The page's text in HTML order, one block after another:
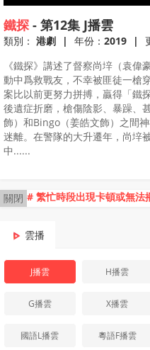
鐵探 - 第12集 J播雲
類別： 港劇 | 年份： 2019 |
《鐵探》講述了督察尚垶（袁
動中爲救戰友，不幸被匪徒一槍
案比以前更努力拼搏，贏得「鐵
後遺症折磨，槍傷陰影、暴躁、
飾）和Bingo（姜皓文飾）之間
迷離。在警隊的大升遷年，尚垶
中......
關閉 # 繁忙時段出現卡頓或無法
雲播
J播雲 H播雲
G播雲 X播雲
國語L播雲 粵語F播雲